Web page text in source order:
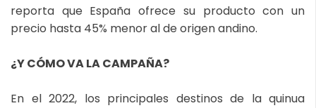
reporta que España ofrece su producto con un
precio hasta 45% menor al de origen andino.
¿Y CÓMO VA LA CAMPAÑA?
En el 2022, los principales destinos de la quinua